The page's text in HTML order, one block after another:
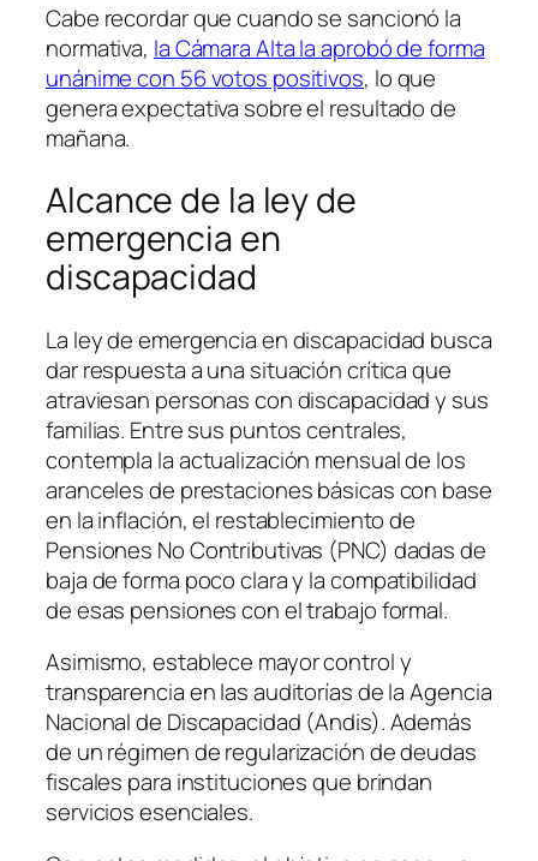
Cabe recordar que cuando se sancionó la
normativa, la Cámara Alta la aprobó de forma
unánime con 56 votos positivos, lo que
genera expectativa sobre el resultado de
mañana.
Alcance de la ley de
emergencia en
discapacidad
La ley de emergencia en discapacidad busca
dar respuesta a una situación crítica que
atraviesan personas con discapacidad y sus
familias. Entre sus puntos centrales,
contempla la actualización mensual de los
aranceles de prestaciones básicas con base
en la inflación, el restablecimiento de
Pensiones No Contributivas (PNC) dadas de
baja de forma poco clara y la compatibilidad
de esas pensiones con el trabajo formal.
Asimismo, establece mayor control y
transparencia en las auditorías de la Agencia
Nacional de Discapacidad (Andis). Además
de un régimen de regularización de deudas
fiscales para instituciones que brindan
servicios esenciales.